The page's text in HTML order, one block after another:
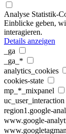
Analyse Statistik-
Einblicke geben,
interagieren.
Details anzeigen
_ga
_ga_*
analytics_cookies
cookies-state
mp_*_mixpanel
uc_user_interaction
region1.google-
www.google-